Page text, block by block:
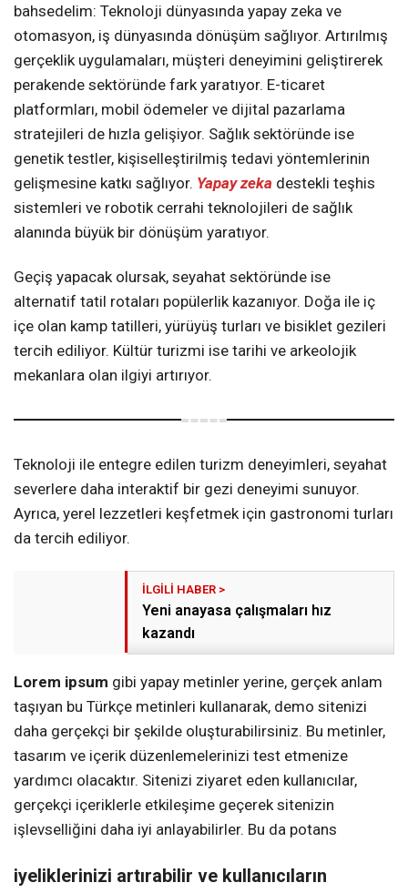
bahsedelim: Teknoloji dünyasında yapay zeka ve
otomasyon, iş dünyasında dönüşüm sağlıyor. Artırılmış
gerçeklik uygulamaları, müşteri deneyimini geliştirerek
perakende sektöründe fark yaratıyor. E-ticaret
platformları, mobil ödemeler ve dijital pazarlama
stratejileri de hızla gelişiyor. Sağlık sektöründe ise
genetik testler, kişiselleştirilmiş tedavi yöntemlerinin
gelişmesine katkı sağlıyor. Yapay zeka destekli teşhis
sistemleri ve robotik cerrahi teknolojileri de sağlık
alanında büyük bir dönüşüm yaratıyor.
Geçiş yapacak olursak, seyahat sektöründe ise
alternatif tatil rotaları popülerlik kazanıyor. Doğa ile iç
içe olan kamp tatilleri, yürüyüş turları ve bisiklet gezileri
tercih ediliyor. Kültür turizmi ise tarihi ve arkeolojik
mekanlara olan ilgiyi artırıyor.
Teknoloji ile entegre edilen turizm deneyimleri, seyahat
severlere daha interaktif bir gezi deneyimi sunuyor.
Ayrıca, yerel lezzetleri keşfetmek için gastronomi turları
da tercih ediliyor.
Yeni anayasa çalışmaları hız
kazandı
Lorem ipsum gibi yapay metinler yerine, gerçek anlam
taşıyan bu Türkçe metinleri kullanarak, demo sitenizi
daha gerçekçi bir şekilde oluşturabilirsiniz. Bu metinler,
tasarım ve içerik düzenlemelerinizi test etmenize
yardımcı olacaktır. Sitenizi ziyaret eden kullanıcılar,
gerçekçi içeriklerle etkileşime geçerek sitenizin
işlevselliğini daha iyi anlayabilirler. Bu da potans
iyeliklerinizi artırabilir ve kullanıcıların